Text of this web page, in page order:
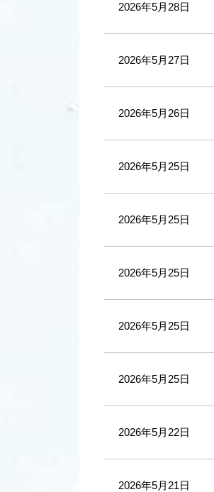
2026年5月28日
2026年5月27日
2026年5月26日
2026年5月25日
2026年5月25日
2026年5月25日
2026年5月25日
2026年5月25日
2026年5月22日
2026年5月21日